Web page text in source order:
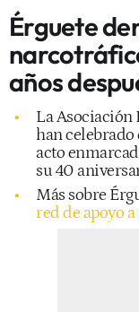
Érguete
años
La Asociación
han celebrado
acto
su 40
Más sobre
red de apoyo